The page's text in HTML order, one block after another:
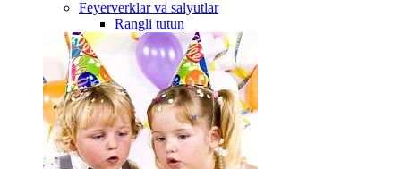
Feyerverklar va salyutlar
Rangli tutun